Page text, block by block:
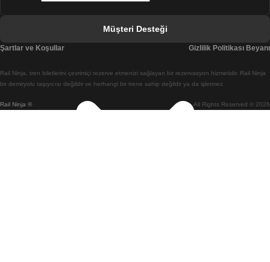
Budapeşte Viyana Treni
Busan Cheonan(Asan) Treni
Rail Ninja ® All Rights Reserved © 2026
Rail Ninja, tren biletlerini çevrimiçi rezerve etmenizi sağlayan bir rezervasyon hizmetidir. Rail Ninja
bir demiryolu taşıyıcısı değildir ve herhangi bir trene sahip değildir ya da işletmez.
Müşteri Desteği
Şartlar ve Koşullar Gizlilik Politikası Beyanı